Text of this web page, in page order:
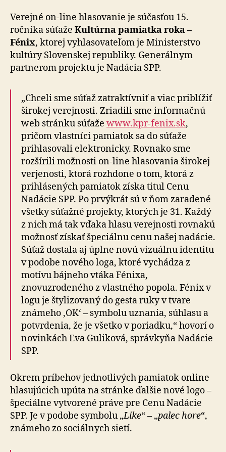
Verejné on-line hlasovanie je súčasťou 15.
ročníka súťaže Kultúrna pamiatka roka –
Fénix, ktorej vyhlasovateľom je Ministerstvo
kultúry Slovenskej republiky. Generálnym
partnerom projektu je Nadácia SPP.
„Chceli sme súťaž zatraktívniť a viac priblížiť
širokej verejnosti. Zriadili sme informačnú
web stránku súťaže www.kpr-fenix.sk,
pričom vlastníci pamiatok sa do súťaže
prihlasovali elektronicky. Rovnako sme
rozšírili možnosti on-line hlasovania širokej
verjenosti, ktorá rozhdone o tom, ktorá z
prihlásených pamiatok získa titul Cenu
Nadácie SPP. Po prvýkrát sú v ňom zaradené
všetky súťažné projekty, ktorých je 31. Každý
z nich má tak vďaka hlasu verejnosti rovnakú
možnosť získať špeciálnu cenu našej nadácie.
Súťaž dostala aj úplne novú vizuálnu identitu
v podobe nového loga, ktoré vychádza z
motívu bájneho vtáka Fénixa,
znovuzrodeného z vlastného popola. Fénix v
logu je štylizovaný do gesta ruky v tvare
známeho ‚OK‘ – symbolu uznania, súhlasu a
potvrdenia, že je všetko v poriadku,“ hovorí o
novinkách Eva Guliková, správkyňa Nadácie
SPP.
Okrem príbehov jednotlivých pamiatok online
hlasujúcich upúta na stránke ďalšie nové logo –
špeciálne vytvorené práve pre Cenu Nadácie
SPP. Je v podobe symbolu „Like“ – „palec hore“,
známeho zo sociálnych sietí.